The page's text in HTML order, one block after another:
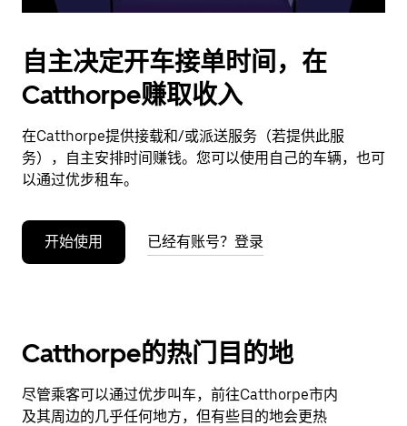
闭
日
历。
自主决定开车接单时间，在
Catthorpe赚取收入
在Catthorpe提供接载和/或派送服务（若提供此服
务），自主安排时间赚钱。您可以使用自己的车辆，也可
以通过优步租车。
开始使用 已经有账号？登录
Catthorpe的热门目的地
尽管乘客可以通过优步叫车，前往Catthorpe市内
及其周边的几乎任何地方，但有些目的地会更热